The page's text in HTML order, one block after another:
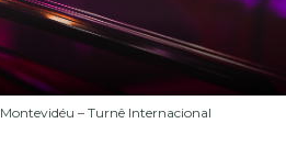
Montevidéu – Turnê Internacional